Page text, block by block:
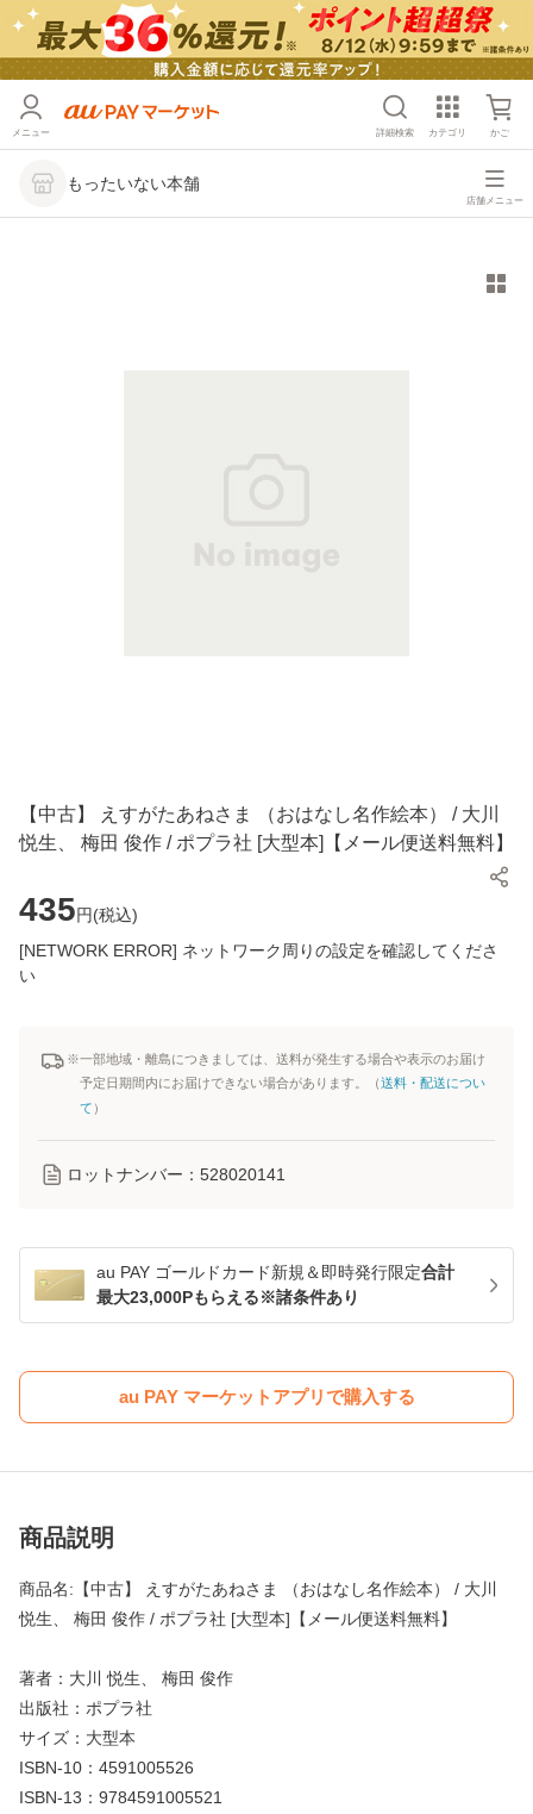
メニュー 詳細検索 カテゴリ かご
もったいない本舗
店舗メニュー
【中古】 えすがたあねさま （おはなし名作絵本） / 大川
悦生、 梅田 俊作 / ポプラ社 [大型本]【メール便送料無料】
435円(税込)
[NETWORK ERROR] ネットワーク周りの設定を確認してくださ
い
※一部地域・離島につきましては、送料が発生する場合や表示のお届け
予定日期間内にお届けできない場合があります。（送料・配送につい
て ）
ロットナンバー： 528020141
au PAY ゴールドカード新規＆即時発行限定合計
最大23,000Pもらえる※諸条件あり
au PAY マーケットアプリで購入する
商品説明
商品名:【中古】 えすがたあねさま （おはなし名作絵本） / 大川
悦生、 梅田 俊作 / ポプラ社 [大型本]【メール便送料無料】
著者：大川 悦生、 梅田 俊作
出版社：ポプラ社
サイズ：大型本
ISBN-10：4591005526
ISBN-13：9784591005521